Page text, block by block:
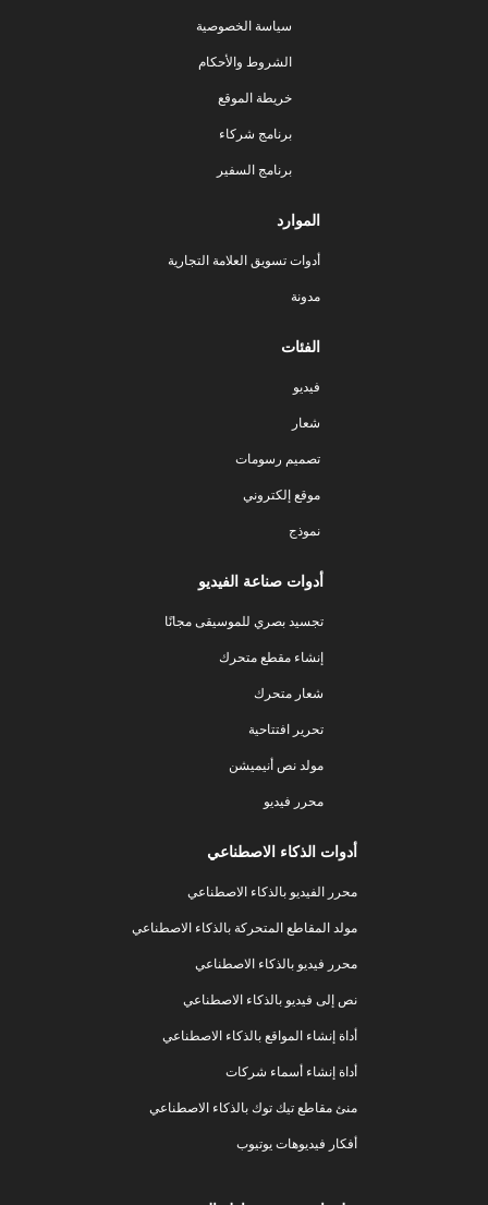
سياسة الخصوصية
الشروط والأحكام
خريطة الموقع
برنامج شركاء
برنامج السفير
الموارد
أدوات تسويق العلامة التجارية
مدونة
الفئات
فيديو
شعار
تصميم رسومات
موقع إلكتروني
نموذج
أدوات صناعة الفيديو
تجسيد بصري للموسيقى مجانًا
إنشاء مقطع متحرك
شعار متحرك
تحرير افتتاحية
مولد نص أنيميشن
محرر فيديو
أدوات الذكاء الاصطناعي
محرر الفيديو بالذكاء الاصطناعي
مولد المقاطع المتحركة بالذكاء الاصطناعي
محرر فيديو بالذكاء الاصطناعي
نص إلى فيديو بالذكاء الاصطناعي
أداة إنشاء المواقع بالذكاء الاصطناعي
أداة إنشاء أسماء شركات
منئ مقاطع تيك توك بالذكاء الاصطناعي
أفكار فيديوهات يوتيوب